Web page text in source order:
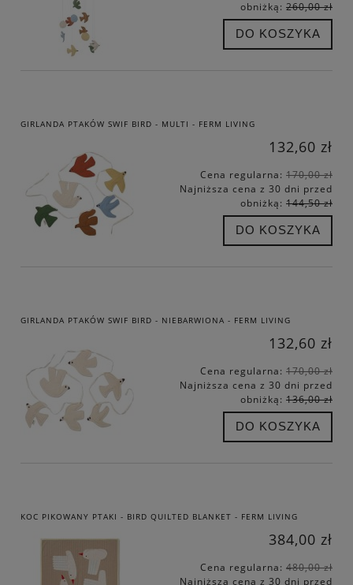
obniżką: 260,00 zł
DO KOSZYKA
GIRLANDA PTAKÓW SWIF BIRD - MULTI - FERM LIVING
132,60 zł
Cena regularna: 170,00 zł
Najniższa cena z 30 dni przed
obniżką: 144,50 zł
DO KOSZYKA
GIRLANDA PTAKÓW SWIF BIRD - NIEBARWIONA - FERM LIVING
132,60 zł
Cena regularna: 170,00 zł
Najniższa cena z 30 dni przed
obniżką: 136,00 zł
DO KOSZYKA
KOC PIKOWANY PTAKI - BIRD QUILTED BLANKET - FERM LIVING
384,00 zł
Cena regularna: 480,00 zł
Najniższa cena z 30 dni przed